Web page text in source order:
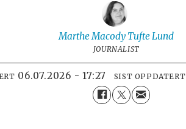
Marthe Macody Tufte Lund
JOURNALIST
06.07.2026 - 17:27 SIST OPPDATERT